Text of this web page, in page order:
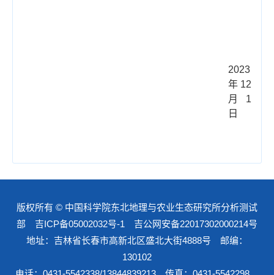
2023
年 12
月 1
日
版权所有 © 中国科学院东北地理与农业生态研究所分析测试
部 吉ICP备05002032号-1 吉公网安备22017302000214号
地址：吉林省长春市高新北区盛北大街4888号 邮编：
130102